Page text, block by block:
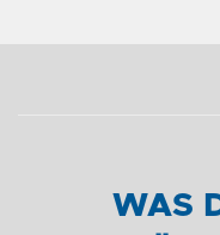
REFERENZENWAS